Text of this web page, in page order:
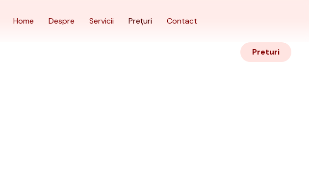
Home Despre Servicii Prețuri Contact
Preturi